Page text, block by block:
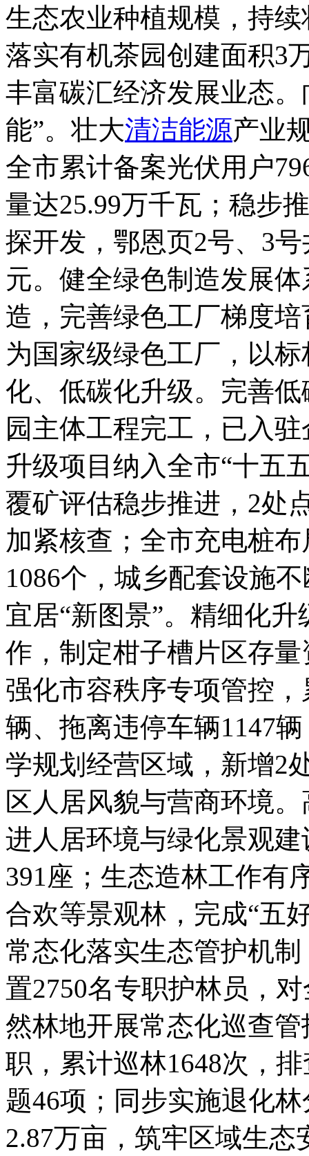
生态农业种植规模，持
落实有机茶园创建面积3
丰富碳汇经济发展业态
能”。壮大清洁能源产业
全市累计备案光伏用户
量达25.99万千瓦；稳步
探开发，鄂恩页2号、3
元。健全绿色制造发展
造，完善绿色工厂梯度
为国家级绿色工厂，以
化、低碳化升级。完善
园主体工程完工，已入
升级项目纳入全市“十五
覆矿评估稳步推进，2处
加紧核查；全市充电桩
1086个，城乡配套设施
宜居“新图景”。精细化
作，制定柑子槽片区存
强化市容秩序专项管控
辆、拖离违停车辆1147
学规划经营区域，新增2
区人居风貌与营商环境
进人居环境与绿化景观
391座；生态造林工作有
合欢等景观林，完成“五
常态化落实生态管护机
置2750名专职护林员，
然林地开展常态化巡查
职，累计巡林1648次，
题46项；同步实施退化
2.87万亩，筑牢区域生态